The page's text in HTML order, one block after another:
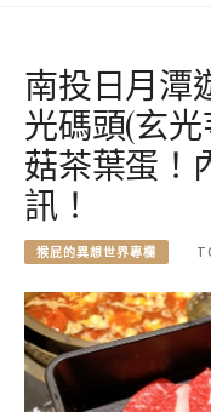
南投日月潭
光碼頭(玄
菇茶葉蛋！
訊！
猴屁的異想世界專欄